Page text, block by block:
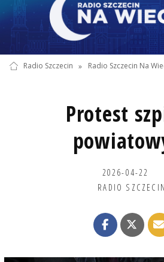
Radio Szczecin » Radio Szczecin Na
Protest
2026-04-22
RADIO SZCZECIN